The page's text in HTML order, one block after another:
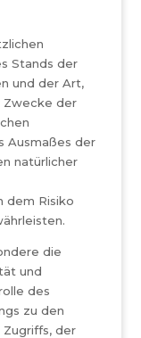
Stands der
und der Art,
Zwecke der
Ausmaßes der
natürlicher
dem Risiko
die
und
des
zu den
der